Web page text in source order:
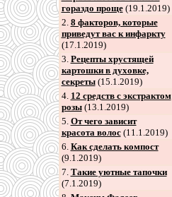
гораздо проще(19.1.2019)
2. 8 факторов, которые
приведут вас к инфаркту
(17.1.2019)
3. Рецепты хрустящей
картошки в духовке,
секреты(15.1.2019)
4. 12 средств с экстрактом
розы(13.1.2019)
5. От чего зависит
красота волос(11.1.2019)
6. Как сделать компост
(9.1.2019)
7. Такие уютные тапочки
(7.1.2019)